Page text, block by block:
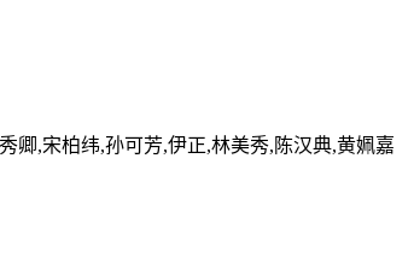
卿,宋柏纬,孙可芳,伊正,林美秀,陈汉典,黄姵嘉